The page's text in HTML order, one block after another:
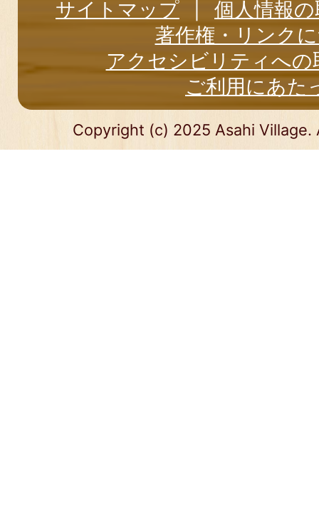
サイトマップ
個人情報
著作権・リンク
アクセシビリティへの
ご利用にあた
Copyright (c) 2025 Asahi Village.